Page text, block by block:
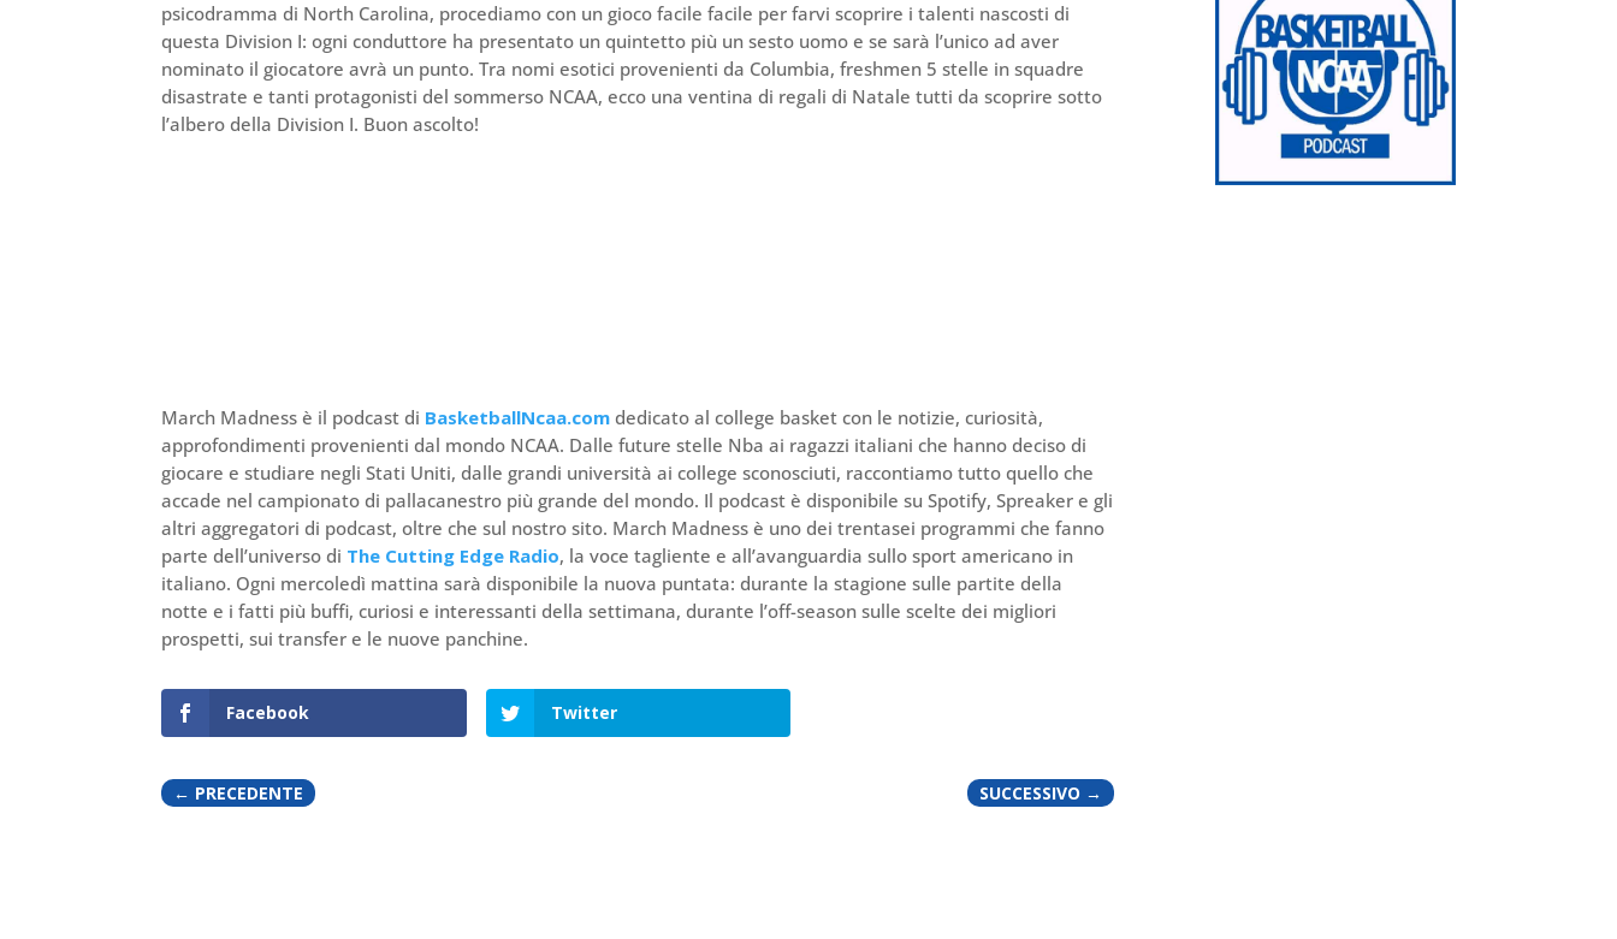
psicodramma di North Carolina, procediamo con un gioco facile facile per farvi scoprire i talenti nascosti di
questa Division I: ogni conduttore ha presentato un quintetto più un sesto uomo e se sarà l’unico ad aver
nominato il giocatore avrà un punto. Tra nomi esotici provenienti da Columbia, freshmen 5 stelle in squadre
disastrate e tanti protagonisti del sommerso NCAA, ecco una ventina di regali di Natale tutti da scoprire sotto
l’albero della Division I. Buon ascolto!
March Madness è il podcast di BasketballNcaa.com dedicato al college basket con le notizie, curiosità,
approfondimenti provenienti dal mondo NCAA. Dalle future stelle Nba ai ragazzi italiani che hanno deciso di
giocare e studiare negli Stati Uniti, dalle grandi università ai college sconosciuti, raccontiamo tutto quello che
accade nel campionato di pallacanestro più grande del mondo. Il podcast è disponibile su Spotify, Spreaker e gli
altri aggregatori di podcast, oltre che sul nostro sito. March Madness è uno dei trentasei programmi che fanno
parte dell’universo di The Cutting Edge Radio, la voce tagliente e all’avanguardia sullo sport americano in
italiano. Ogni mercoledì mattina sarà disponibile la nuova puntata: durante la stagione sulle partite della
notte e i fatti più buffi, curiosi e interessanti della settimana, durante l’off-season sulle scelte dei migliori
prospetti, sui transfer e le nuove panchine.
Facebook Twitter
← PRECEDENTE SUCCESSIVO →